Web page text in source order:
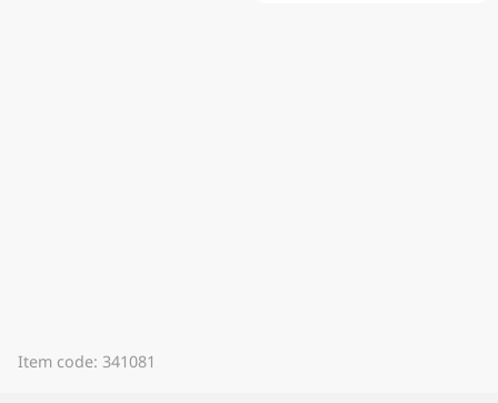
Item code: 341081